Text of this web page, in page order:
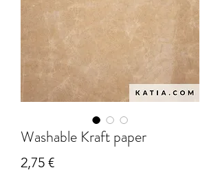
Washable Kraft paper
2,75 €Price